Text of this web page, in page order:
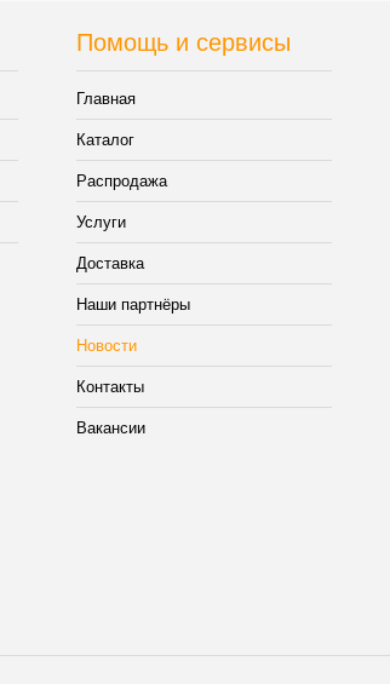
Помощь и сервисы
Главная
Каталог
Распродажа
Услуги
Доставка
Наши партнёры
Новости
Контакты
Вакансии